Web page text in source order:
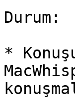
Durum:
*